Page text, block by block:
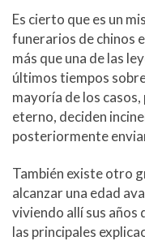
Es cierto que es un
funerarios de chinos
más que una de las
últimos tiempos
mayoría de los
eterno, deciden
posteriormente
También existe otro
alcanzar una edad
viviendo allí sus años
las principales